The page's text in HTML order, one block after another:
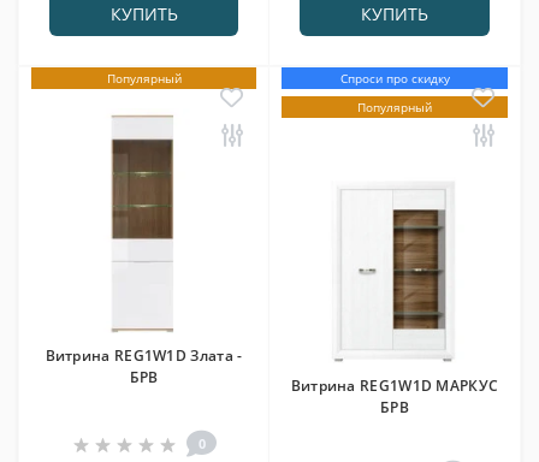
КУПИТЬ КУПИТЬ
Популярный
Витрина REG1W1D Злата -
БРВ
0
Спроси про скидку
Популярный
Витрина REG1W1D МАРКУС
БРВ